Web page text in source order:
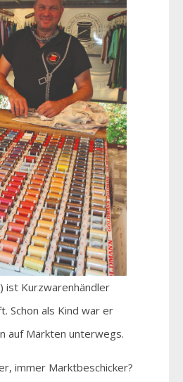
ist Kurzwarenhändler
Schon als Kind war er
auf Märkten unterwegs.
immer Marktbeschicker?